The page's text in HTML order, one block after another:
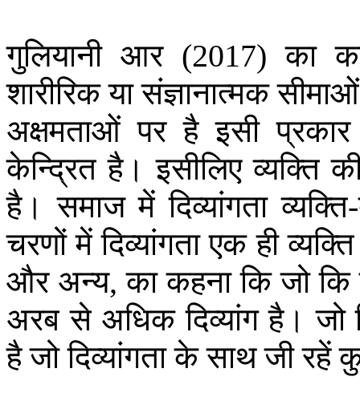
गुलियानी आर (2017) का
शारीरिक या संज्ञानात्मक सीमाओं
अक्षमताओं पर है इसी प्रकार
केन्द्रित है। इसीलिए व्यक्ति
है। समाज में दिव्यांगता व्यक्ति-
चरणों में दिव्यांगता एक ही व्यक्ति
और अन्य,का कहना कि जो कि
अरब से अधिक दिव्यांग है। जो
है जो दिव्यांगता के साथ जी रहें